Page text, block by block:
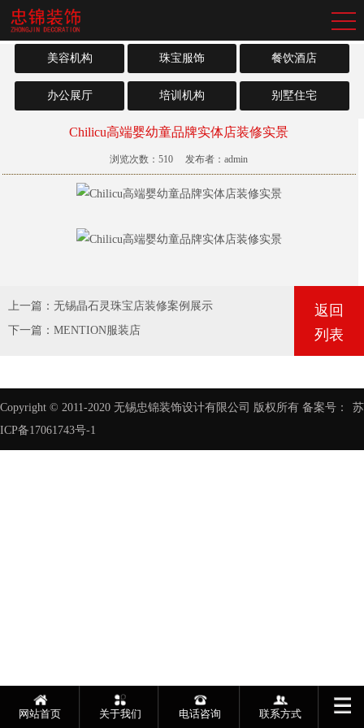
美容机构 珠宝服饰 餐饮酒店
办公展厅 培训机构 别墅住宅
Chilicu高端婴幼童品牌实体店装修实景
浏览次数：510 发布者：admin
上一篇： 无锡晶石灵珠宝店装修案例展示
下一篇： MENTION服装店
返回
列表
Copyright © 2011-2020 无锡忠锦装饰设计有限公司 版权所有 备案号：
苏
ICP备17061743号-1
网站首页 关于我们 电话咨询 联系方式